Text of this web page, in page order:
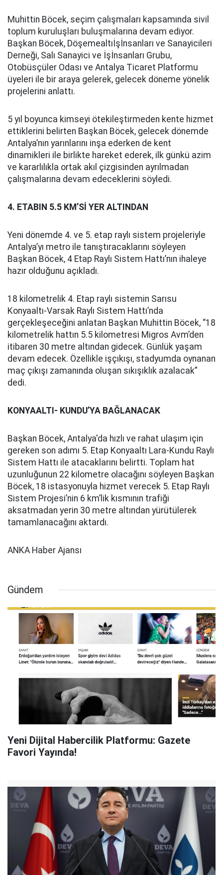
Muhittin Böcek, seçim çalışmaları kapsamında sivil
toplum kuruluşları buluşmalarına devam ediyor.
Başkan Böcek, Döşemealtıİşİnsanları ve Sanayicileri
Derneği, Salı Sanayici ve İşİnsanları Grubu,
Otobüsçüler Odası ve Antalya Ticaret Platformu
üyeleri ile bir araya gelerek, gelecek döneme yönelik
projelerini anlattı.
5 yıl boyunca kimseyi ötekileştirmeden kente hizmet
ettiklerini belirten Başkan Böcek, gelecek dönemde
Antalya’nın yarınlarını inşa ederken de kent
dinamikleri ile birlikte hareket ederek, ilk günkü azim
ve kararlılıkla ortak akıl çizgisinden ayrılmadan
çalışmalarına devam edeceklerini söyledi.
4. ETABIN 5.5 KM’Sİ YER ALTINDAN
Yeni dönemde 4. ve 5. etap raylı sistem projeleriyle
Antalya’yı metro ile tanıştıracaklarını söyleyen
Başkan Böcek, 4 Etap Raylı Sistem Hattı’nın ihaleye
hazır olduğunu açıkladı.
18 kilometrelik 4. Etap raylı sistemin Sarısu
Konyaaltı-Varsak Raylı Sistem Hattı’nda
gerçekleşeceğini anlatan Başkan Muhittin Böcek, “18
kilometrelik hattın 5.5 kilometresi Migros Avm’den
itibaren 30 metre altından gidecek. Günlük yaşam
devam edecek. Özellikle işçıkışı, stadyumda oynanan
maç çıkışı zamanında oluşan sıkışıklık azalacak”
dedi.
KONYAALTI- KUNDU’YA BAĞLANACAK
Başkan Böcek, Antalya'da hızlı ve rahat ulaşım için
gereken son adımı 5. Etap Konyaaltı Lara-Kundu Raylı
Sistem Hattı ile atacaklarını belirtti. Toplam hat
uzunluğunun 22 kilometre olacağını söyleyen Başkan
Böcek, 18 istasyonuyla hizmet verecek 5. Etap Raylı
Sistem Projesi’nin 6 km’lik kısmının trafiği
aksatmadan yerin 30 metre altından yürütülerek
tamamlanacağını aktardı.
ANKA Haber Ajansı
Gündem
Yeni Dijital Habercilik Platformu: Gazete
Favori Yayında!